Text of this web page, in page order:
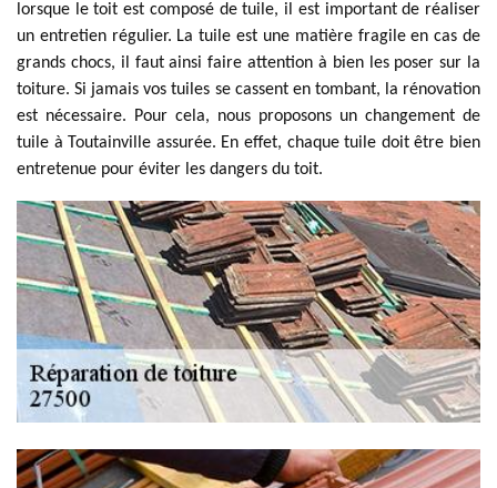
lorsque le toit est composé de tuile, il est important de réaliser
un entretien régulier. La tuile est une matière fragile en cas de
grands chocs, il faut ainsi faire attention à bien les poser sur la
toiture. Si jamais vos tuiles se cassent en tombant, la rénovation
est nécessaire. Pour cela, nous proposons un changement de
tuile à Toutainville assurée. En effet, chaque tuile doit être bien
entretenue pour éviter les dangers du toit.